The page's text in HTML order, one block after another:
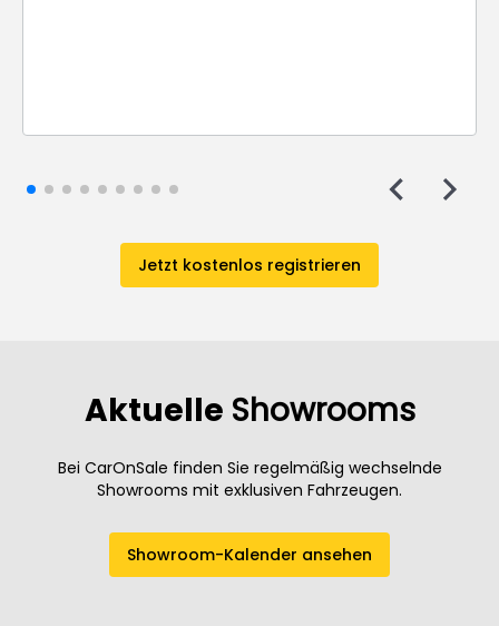
Jetzt kostenlos registrieren
Aktuelle Showrooms
Bei CarOnSale finden Sie regelmäßig wechselnde
Showrooms mit exklusiven Fahrzeugen.
Showroom-Kalender ansehen